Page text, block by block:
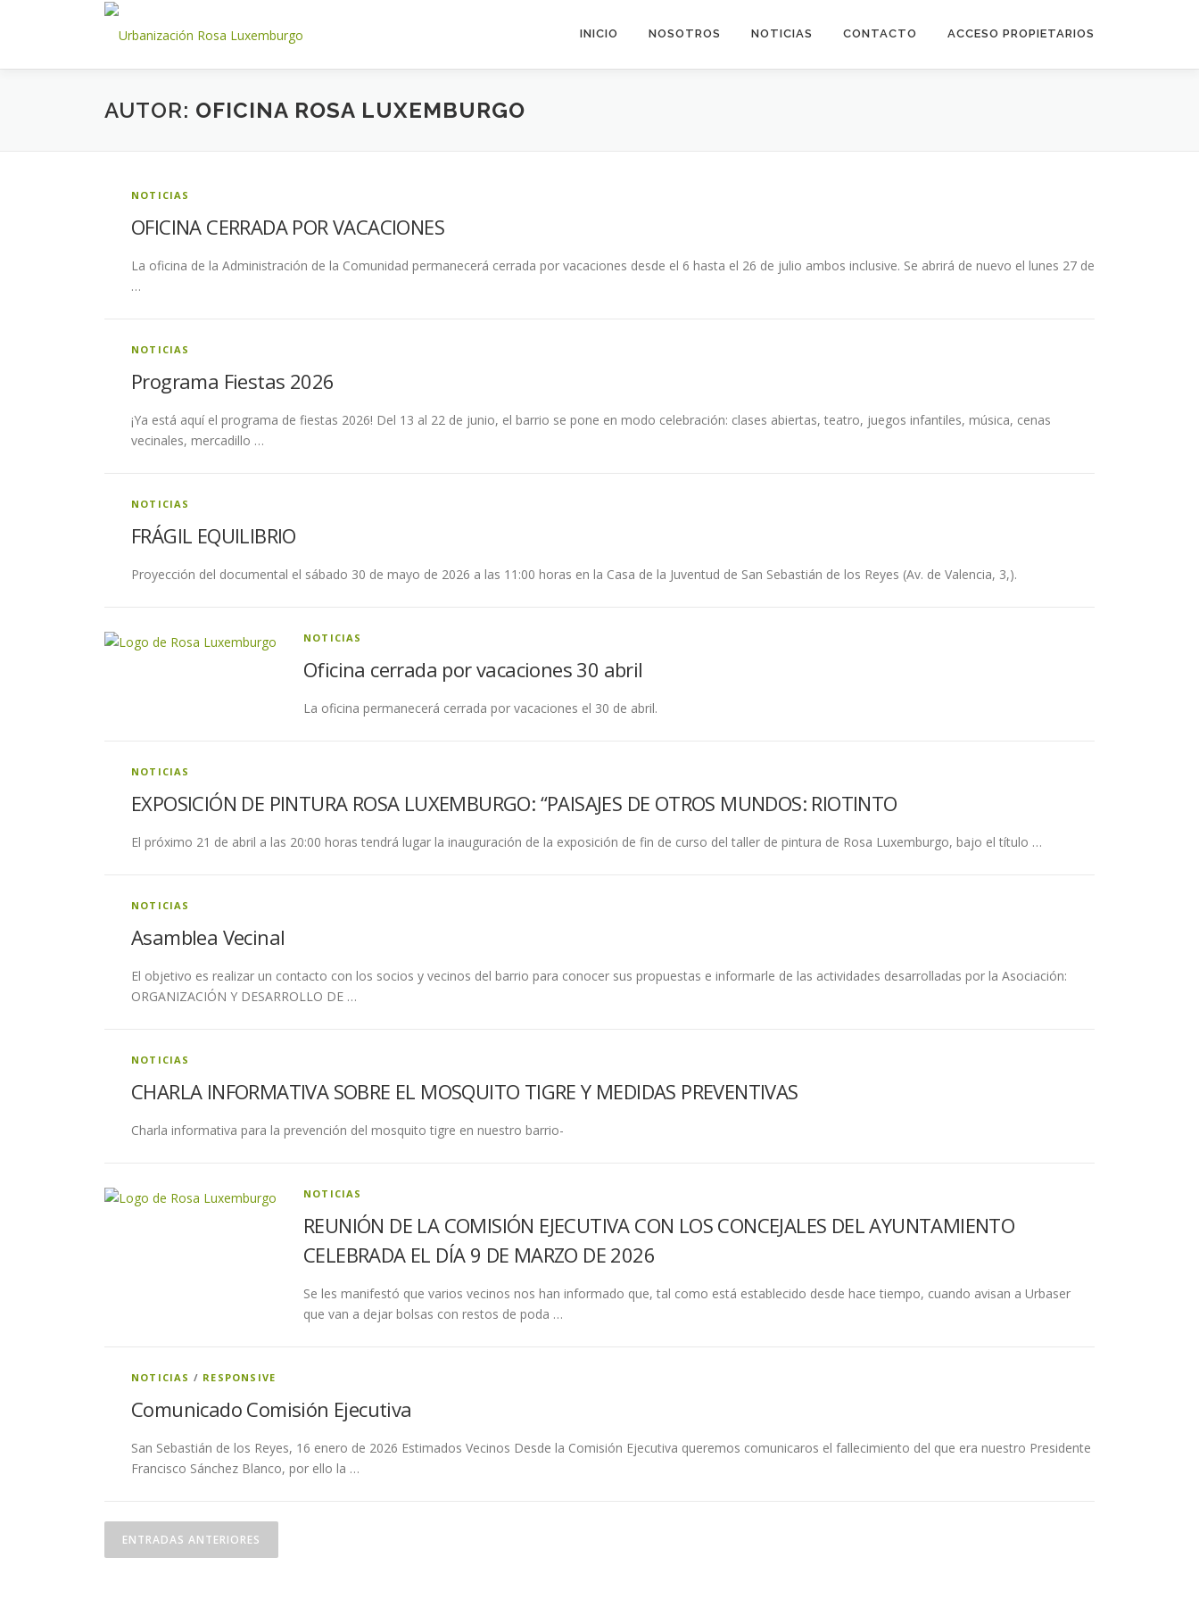
INICIO NOSOTROS NOTICIAS CONTACTO ACCESO PROPIETARIOS
AUTOR: OFICINA ROSA LUXEMBURGO
NOTICIAS
OFICINA CERRADA POR VACACIONES
La oficina de la Administración de la Comunidad permanecerá cerrada por vacaciones desde el 6 hasta el 26 de julio ambos inclusive. Se abrirá de nuevo el lunes 27 de
…
NOTICIAS
Programa Fiestas 2026
¡Ya está aquí el programa de fiestas 2026! Del 13 al 22 de junio, el barrio se pone en modo celebración: clases abiertas, teatro, juegos infantiles, música, cenas
vecinales, mercadillo …
NOTICIAS
FRÁGIL EQUILIBRIO
Proyección del documental el sábado 30 de mayo de 2026 a las 11:00 horas en la Casa de la Juventud de San Sebastián de los Reyes (Av. de Valencia, 3,).
NOTICIAS
Oficina cerrada por vacaciones 30 abril
La oficina permanecerá cerrada por vacaciones el 30 de abril.
NOTICIAS
EXPOSICIÓN DE PINTURA ROSA LUXEMBURGO: “PAISAJES DE OTROS MUNDOS: RIOTINTO
El próximo 21 de abril a las 20:00 horas tendrá lugar la inauguración de la exposición de fin de curso del taller de pintura de Rosa Luxemburgo, bajo el título …
NOTICIAS
Asamblea Vecinal
El objetivo es realizar un contacto con los socios y vecinos del barrio para conocer sus propuestas e informarle de las actividades desarrolladas por la Asociación:
ORGANIZACIÓN Y DESARROLLO DE …
NOTICIAS
CHARLA INFORMATIVA SOBRE EL MOSQUITO TIGRE Y MEDIDAS PREVENTIVAS
Charla informativa para la prevención del mosquito tigre en nuestro barrio-
NOTICIAS
REUNIÓN DE LA COMISIÓN EJECUTIVA CON LOS CONCEJALES DEL AYUNTAMIENTO
CELEBRADA EL DÍA 9 DE MARZO DE 2026
Se les manifestó que varios vecinos nos han informado que, tal como está establecido desde hace tiempo, cuando avisan a Urbaser
que van a dejar bolsas con restos de poda …
NOTICIAS / RESPONSIVE
Comunicado Comisión Ejecutiva
San Sebastián de los Reyes, 16 enero de 2026 Estimados Vecinos Desde la Comisión Ejecutiva queremos comunicaros el fallecimiento del que era nuestro Presidente
Francisco Sánchez Blanco, por ello la …
N
a ENTRADAS ANTERIORES